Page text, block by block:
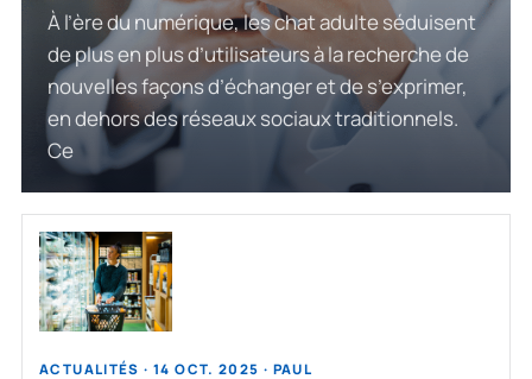
À l’ère du numérique, les chat adulte séduisent
de plus en plus d’utilisateurs à la recherche de
nouvelles façons d’échanger et de s’exprimer,
en dehors des réseaux sociaux traditionnels.
Ce
ACTUALITÉS · 14 OCT. 2025 · PAUL